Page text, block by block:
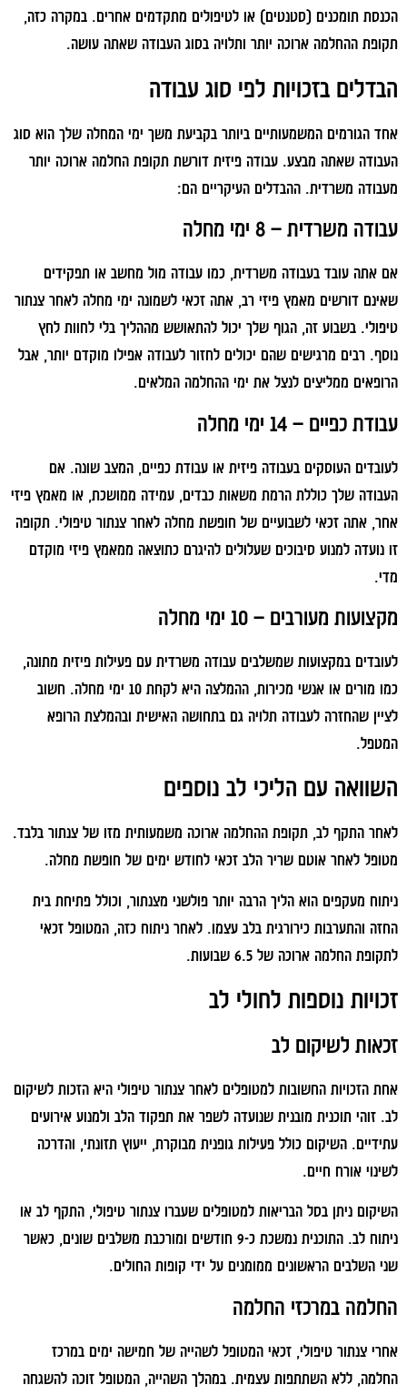
הכנסת תומכנים (סטנטים) או לטיפולים מתקדמים אחרים. במקרה כזה,
תקופת ההחלמה ארוכה יותר ותלויה בסוג העבודה שאתה עושה.
הבדלים בזכויות לפי סוג עבודה
אחד הגורמים המשמעותיים ביותר בקביעת משך ימי המחלה שלך הוא סוג
העבודה שאתה מבצע. עבודה פיזית דורשת תקופת החלמה ארוכה יותר
מעבודה משרדית. ההבדלים העיקריים הם:
עבודה משרדית – 8 ימי מחלה
אם אתה עובד בעבודה משרדית, כמו עבודה מול מחשב או תפקידים
שאינם דורשים מאמץ פיזי רב, אתה זכאי לשמונה ימי מחלה לאחר צנתור
טיפולי. בשבוע זה, הגוף שלך יכול להתאושש מההליך בלי לחוות לחץ
נוסף. רבים מרגישים שהם יכולים לחזור לעבודה אפילו מוקדם יותר, אבל
הרופאים ממליצים לנצל את ימי ההחלמה המלאים.
עבודת כפיים – 14 ימי מחלה
לעובדים העוסקים בעבודה פיזית או עבודת כפיים, המצב שונה. אם
העבודה שלך כוללת הרמת משאות כבדים, עמידה ממושכת, או מאמץ פיזי
אחר, אתה זכאי לשבועיים של חופשת מחלה לאחר צנתור טיפולי. תקופה
זו נועדה למנוע סיבוכים שעלולים להיגרם כתוצאה ממאמץ פיזי מוקדם
מדי.
מקצועות מעורבים – 10 ימי מחלה
לעובדים במקצועות שמשלבים עבודה משרדית עם פעילות פיזית מתונה,
כמו מורים או אנשי מכירות, ההמלצה היא לקחת 10 ימי מחלה. חשוב
לציין שהחזרה לעבודה תלויה גם בתחושה האישית ובהמלצת הרופא
המטפל.
השוואה עם הליכי לב נוספים
לאחר התקף לב, תקופת ההחלמה ארוכה משמעותית מזו של צנתור בלבד.
מטופל לאחר אוטם שריר הלב זכאי לחודש ימים של חופשת מחלה.
ניתוח מעקפים הוא הליך הרבה יותר פולשני מצנתור, וכולל פתיחת בית
החזה והתערבות כירורגית בלב עצמו. לאחר ניתוח כזה, המטופל זכאי
לתקופת החלמה ארוכה של 6.5 שבועות.
זכויות נוספות לחולי לב
זכאות לשיקום לב
אחת הזכויות החשובות למטופלים לאחר צנתור טיפולי היא הזכות לשיקום
לב. זוהי תוכנית מובנית שנועדה לשפר את תפקוד הלב ולמנוע אירועים
עתידיים. השיקום כולל פעילות גופנית מבוקרת, ייעוץ תזונתי, והדרכה
לשינוי אורח חיים.
השיקום ניתן בסל הבריאות למטופלים שעברו צנתור טיפולי, התקף לב או
ניתוח לב. התוכנית נמשכת כ-9 חודשים ומורכבת משלבים שונים, כאשר
שני השלבים הראשונים ממומנים על ידי קופות החולים.
החלמה במרכזי החלמה
אחרי צנתור טיפולי, זכאי המטופל לשהייה של חמישה ימים במרכז
החלמה, ללא השתתפות עצמית. במהלך השהייה, המטופל זוכה להשגחה